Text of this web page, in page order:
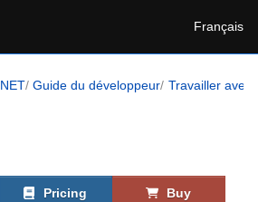
Français
.NET Guide du développeur Travailler avec
Pricing Buy